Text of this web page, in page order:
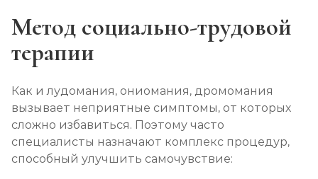
Метод социально-трудовой
терапии
Как и лудомания, ониомания, дромомания
вызывает неприятные симптомы, от которых
сложно избавиться. Поэтому часто
специалисты назначают комплекс процедур,
способный улучшить самочувствие: